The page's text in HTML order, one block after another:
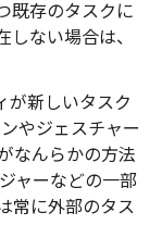
既存のタスクに
ない場合は、
が新しいタスク
やジェスチャー
なんらかの方法
ャーなどの一部
常に外部のタス